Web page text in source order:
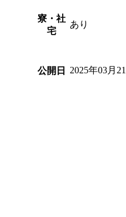
寮・社
宅
あり
公開日 2025年03月